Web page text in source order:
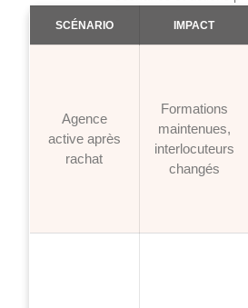
SCÉNARIO IMPACT
Agence
active après
rachat
Formations
maintenues,
interlocuteurs
changés